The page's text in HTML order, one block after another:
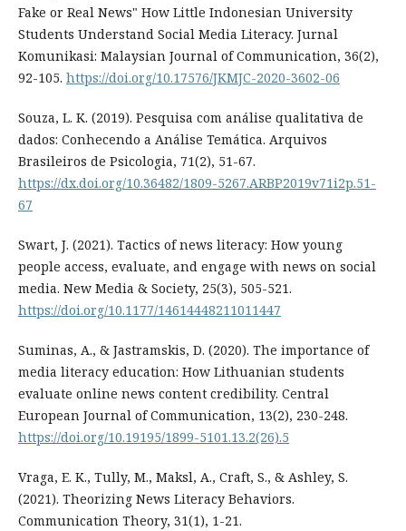
Fake or Real News" How Little Indonesian University
Students Understand Social Media Literacy. Jurnal
Komunikasi: Malaysian Journal of Communication, 36(2),
92-105. https://doi.org/10.17576/JKMJC-2020-3602-06
Souza, L. K. (2019). Pesquisa com análise qualitativa de
dados: Conhecendo a Análise Temática. Arquivos
Brasileiros de Psicologia, 71(2), 51-67.
https://dx.doi.org/10.36482/1809-5267.ARBP2019v71i2p.51-
67
Swart, J. (2021). Tactics of news literacy: How young
people access, evaluate, and engage with news on social
media. New Media & Society, 25(3), 505-521.
https://doi.org/10.1177/14614448211011447
Suminas, A., & Jastramskis, D. (2020). The importance of
media literacy education: How Lithuanian students
evaluate online news content credibility. Central
European Journal of Communication, 13(2), 230-248.
https://doi.org/10.19195/1899-5101.13.2(26).5
Vraga, E. K., Tully, M., Maksl, A., Craft, S., & Ashley, S.
(2021). Theorizing News Literacy Behaviors.
Communication Theory, 31(1), 1-21.